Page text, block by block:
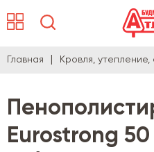
Главная Кровля,
Eurostrong 50